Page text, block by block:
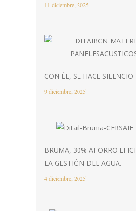
11 diciembre, 2025
CON ÉL, SE HACE SILENCIO
9 diciembre, 2025
BRUMA, 30% AHORRO
LA GESTIÓN DEL AGUA.
4 diciembre, 2025